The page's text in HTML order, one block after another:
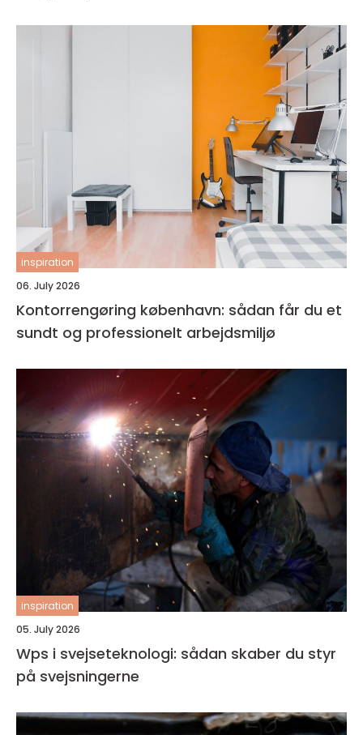
inspiration
06. July 2026
Kontorrengøring københavn: sådan får du et
sundt og professionelt arbejdsmiljø
inspiration
05. July 2026
Wps i svejseteknologi: sådan skaber du styr
på svejsningerne